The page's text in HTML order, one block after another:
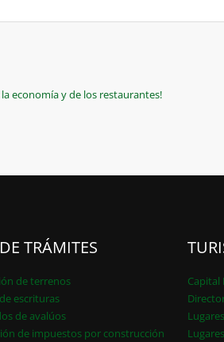
economía y de los restaurantes!
TRÁMITES
de terrenos
escrituras
de avalúos
de impuestos por construcción
Capital